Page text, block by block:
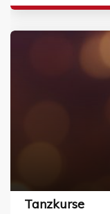
Tanzkurse